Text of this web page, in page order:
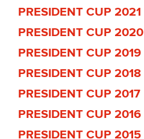
PRESIDENT CUP 2021
PRESIDENT CUP 2020
PRESIDENT CUP 2019
PRESIDENT CUP 2018
PRESIDENT CUP 2017
PRESIDENT CUP 2016
PRESIDENT CUP 2015